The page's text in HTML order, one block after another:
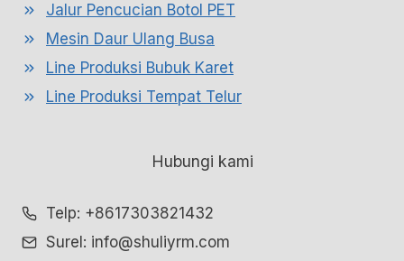
Jalur Pencucian Botol PET
Mesin Daur Ulang Busa
Line Produksi Bubuk Karet
Line Produksi Tempat Telur
Hubungi kami
Telp: +8617303821432
Surel: info@shuliyrm.com